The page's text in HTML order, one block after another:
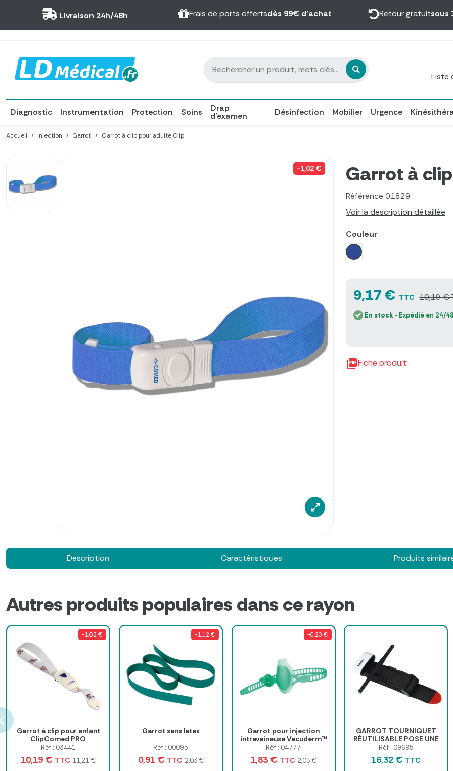
Livraison 24h/48h Frais de ports offertsdès 99€ d’achat Retour gratuitsous
Liste
Diagnostic Instrumentation Protection Soins Drap
d'examen Désinfection Mobilier Urgence
Accueil Injection Garrot Garrot à clip pour adulte Clip
-1,02 € Garrot à
Référence 01829
Voir la description détaillée
Couleur
Bleu
9,17 € TTC 10,19 €
En stock- Expédié en 24/
Fiche produit
Description Caractéristiques Produits
Autres produits populaires dans ce rayon
-1,02 €
Garrot à clip pour enfant
ClipComed PRO
Réf : 03441
10,19 € TTC 11,21 €
-1,12 €
Garrot sans latex
Réf : 00095
0,91 € TTC 2,03 €
-0,20 €
Garrot pour injection
intraveineuse Vacuderm™
Réf : 04777
1,83 € TTC 2,03 €
GARROT TOURNIQUET
RÉUTILISABLE POSE UNE
MAIN FARMOR
Réf : 09695
16,32 € TTC
Panneau de gestion des cookies